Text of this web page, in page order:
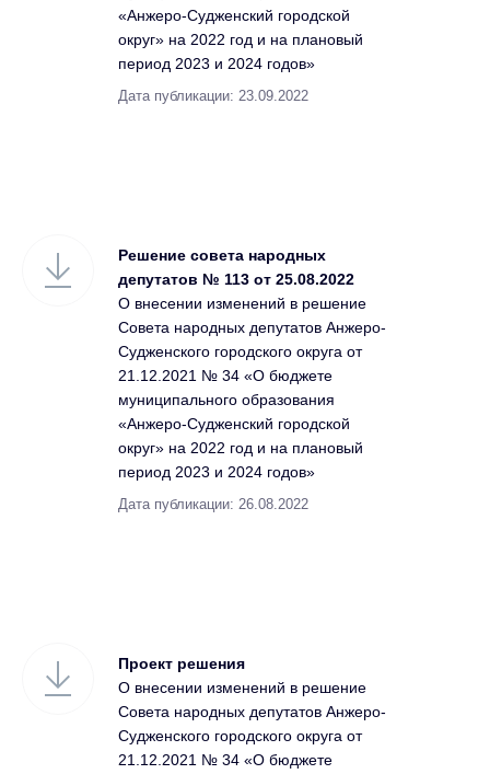
«Анжеро-Судженский городской
округ» на 2022 год и на плановый
период 2023 и 2024 годов»
Дата публикации: 23.09.2022
Решение совета народных
депутатов № 113 от 25.08.2022
О внесении изменений в решение
Совета народных депутатов Анжеро-
Судженского городского округа от
21.12.2021 № 34 «О бюджете
муниципального образования
«Анжеро-Судженский городской
округ» на 2022 год и на плановый
период 2023 и 2024 годов»
Дата публикации: 26.08.2022
Проект решения
О внесении изменений в решение
Совета народных депутатов Анжеро-
Судженского городского округа от
21.12.2021 № 34 «О бюджете